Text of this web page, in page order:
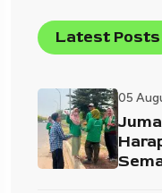
Latest Posts
05